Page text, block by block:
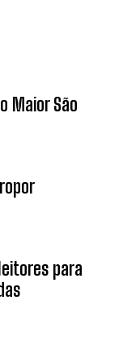
Maior São
para